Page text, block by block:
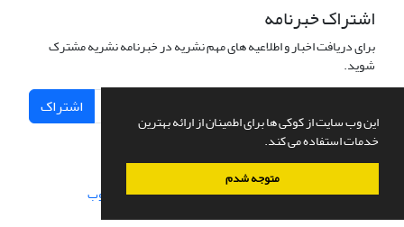
این وب سایت از کوکی ها برای اطمینان از ارائه بهترین
خدمات استفاده می کند.
متوجه شدم
اشتراک خبرنامه
برای دریافت اخبار و اطلاعیه های مهم نشریه در خبرنامه نشریه مشترک
شوید.
اشتراک
سامانه مدیریت نشریات علمی.طراحی و پیاده سازی از سیناوب